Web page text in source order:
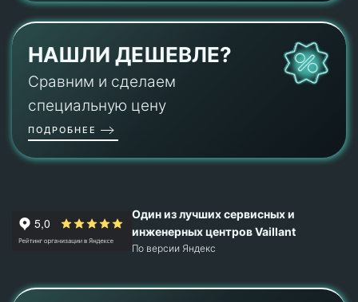
НАШЛИ ДЕШЕВЛЕ?
Сравним и сделаем
специальную цену
ПОДРОБНЕЕ
Один из лучших сервисных и
инженерных центров Vaillant
По версии Яндекс